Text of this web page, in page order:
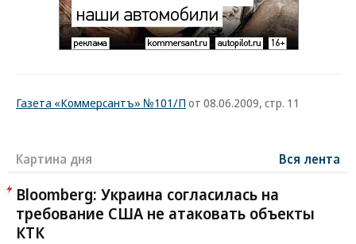
Газета «Коммерсантъ» №101/П от 08.06.2009, стр. 11
Картина дня Вся лента
Bloomberg: Украина согласилась на
требование США не атаковать объекты
КТК